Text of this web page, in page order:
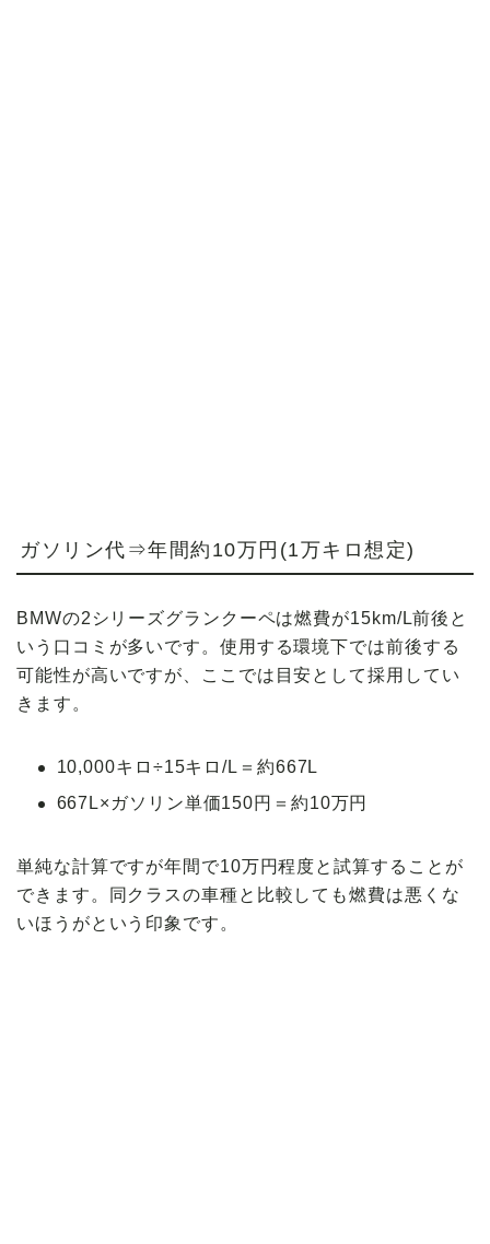
ガソリン代⇒年間約10万円(1万キロ想定)
BMWの2シリーズグランクーペは燃費が15km/L前後と
いう口コミが多いです。使用する環境下では前後する
可能性が高いですが、ここでは目安として採用してい
きます。
10,000キロ÷15キロ/L＝約667L
667L×ガソリン単価150円＝約10万円
単純な計算ですが年間で10万円程度と試算することが
できます。同クラスの車種と比較しても燃費は悪くな
いほうがという印象です。